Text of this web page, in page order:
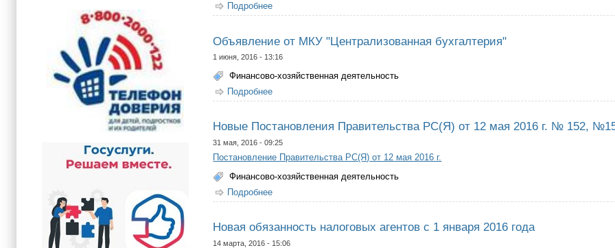
Подробнее
Объявление от МКУ "Централизованная бухгалтерия"
1 июня, 2016 - 13:16
Финансово-хозяйственная деятельность
Подробнее
Новые Постановления Правительства РС(Я) от 12 мая 2016 г. № 152,
31 мая, 2016 - 09:25
Постановление Правительства РС(Я) от 12 мая 2016 г.
Финансово-хозяйственная деятельность
Подробнее
Новая обязанность налоговых агентов с 1 января 2016 года
14 марта, 2016 - 15:06